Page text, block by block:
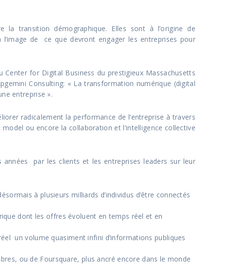
transition démographique. Elles sont à l’origine de
de ce que devront engager les entreprises pour
for Digital Business du prestigieux Massachusetts
Consulting: « La transformation numérique (digital
entreprise ».
radicalement la performance de l’entreprise à travers
ou encore la collaboration et l’intelligence collective
par les clients et les entreprises leaders sur leur
à plusieurs milliards d’individus d’être connectés
dont les offres évoluent en temps réel et en
un volume quasiment infini d’informations publiques
ou de Foursquare, plus ancré encore dans le monde